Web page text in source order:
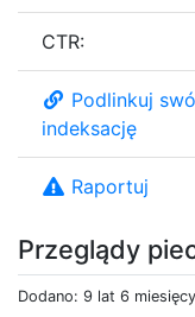
Przeglądy
Dodano: 9 lat 6
CTR:
Podlinkuj
indeksację
Raportuj